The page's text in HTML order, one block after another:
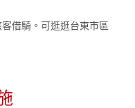
借騎。可逛逛台東市區